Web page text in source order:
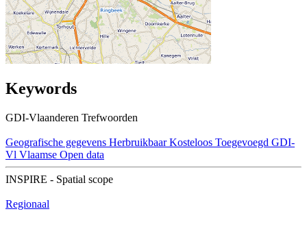
Keywords
GDI-Vlaanderen Trefwoorden
Geografische gegevens Herbruikbaar Kosteloos Toegevoegd GDI-
Vl Vlaamse Open data
INSPIRE - Spatial scope
Regionaal